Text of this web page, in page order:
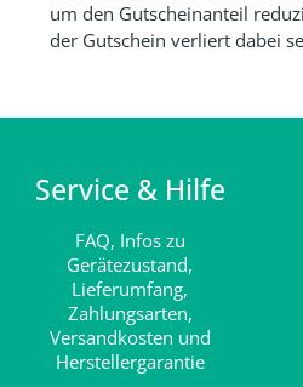
um den Gutscheinanteil
der Gutschein verliert dabei
Service & Hilfe
FAQ, Infos zu
Gerätezustand,
Lieferumfang,
Zahlungsarten,
Versandkosten und
Herstellergarantie